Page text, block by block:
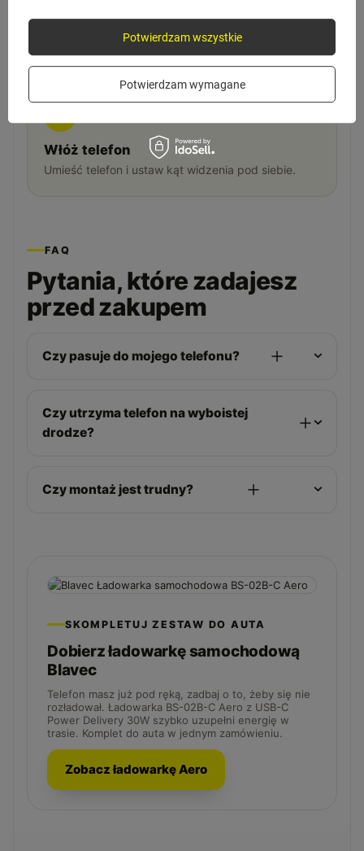
Włóż telefon
Umieść telefon i ustaw kąt widzenia pod siebie.
FAQ
Pytania, które zadajesz
przed zakupem
Czy pasuje do mojego telefonu?
Czy utrzyma telefon na wyboistej
drodze?
Czy montaż jest trudny?
SKOMPLETUJ ZESTAW DO AUTA
Dobierz ładowarkę samochodową
Blavec
Telefon masz już pod ręką, zadbaj o to, żeby się nie
rozładował. Ładowarka BS-02B-C Aero z USB-C
Power Delivery 30W szybko uzupełni energię w
trasie. Komplet do auta w jednym zamówieniu.
Zobacz ładowarkę Aero
Potwierdzam wymagane
Potwierdzam wszystkie